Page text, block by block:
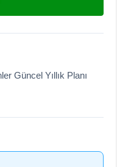
Güncel Yıllık Planı